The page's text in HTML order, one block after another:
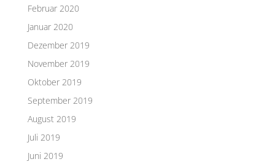
Februar 2020
Januar 2020
Dezember 2019
November 2019
Oktober 2019
September 2019
August 2019
Juli 2019
Juni 2019